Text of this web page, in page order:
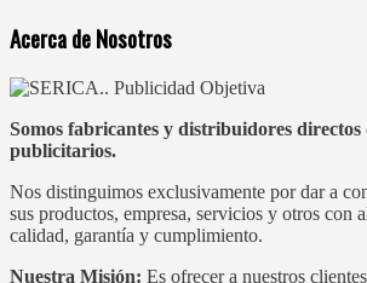
Acerca de Nosotros
Somos fabricantes y distribuidores directos
publicitarios.
Nos distinguimos exclusivamente por dar a
sus productos, empresa, servicios y otros con
calidad, garantía y cumplimiento.
Nuestra Misión: Es ofrecer a nuestros